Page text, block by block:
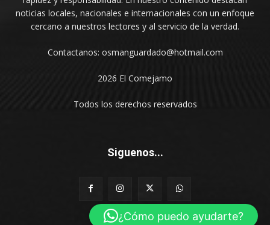
noticias locales, nacionales e internacionales con un enfoque
cercano a nuestros lectores y al servicio de la verdad.
Contactanos: osmanguardado@hotmail.com
2026 El Comejamo
Todos los derechos reservados
Siguenos...
¿Cómo puedo ayudarte?